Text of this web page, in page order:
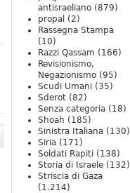
antisraeliano (879)
propal (2)
Rassegna Stampa
(10)
Razzi Qassam (166)
Revisionismo,
Negazionismo (95)
Scudi Umani (35)
Sderot (82)
Senza categoria (18)
Shoah (185)
Sinistra Italiana (130)
Siria (171)
Soldati Rapiti (138)
Storia di Israele (132)
Striscia di Gaza
(1.214)